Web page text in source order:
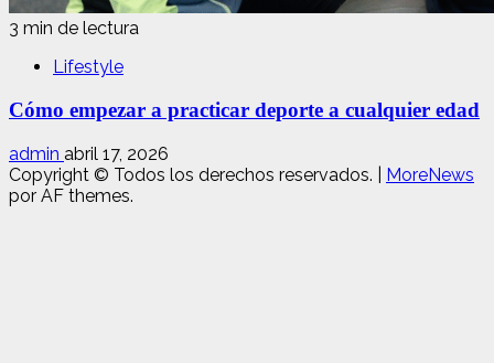
3 min de lectura
Lifestyle
Cómo empezar a practicar deporte a cualquier edad
admin abril 17, 2026
Copyright © Todos los derechos reservados.
MoreNews
por AF themes.